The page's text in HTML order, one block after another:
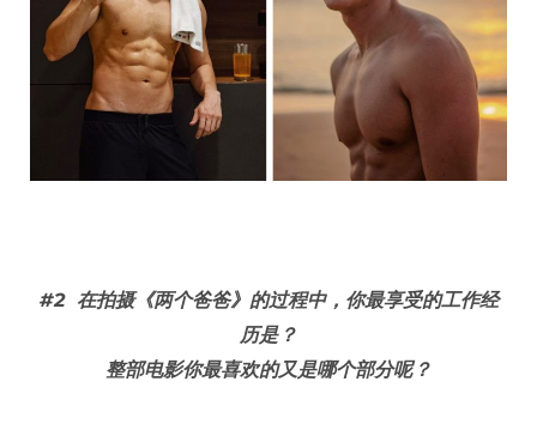
#2 在拍摄《两个爸爸》的过程中，你最享受的工作经
历是？
整部电影你最喜欢的又是哪个部分呢？